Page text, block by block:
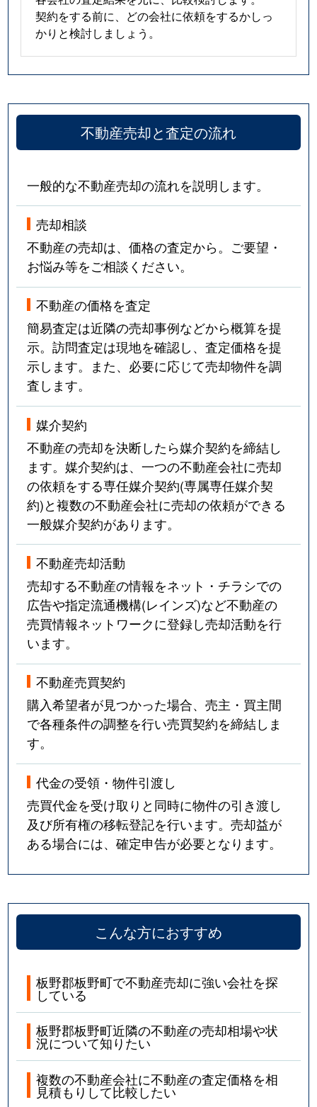
契約をする前に、どの会社に依頼をするかしっ
かりと検討しましょう。
不動産売却と査定の流れ
一般的な不動産売却の流れを説明します。
売却相談
不動産の売却は、価格の査定から。ご要望・
お悩み等をご相談ください。
不動産の価格を査定
簡易査定は近隣の売却事例などから概算を提
示。訪問査定は現地を確認し、査定価格を提
示します。また、必要に応じて売却物件を調
査します。
媒介契約
不動産の売却を決断したら媒介契約を締結し
ます。媒介契約は、一つの不動産会社に売却
の依頼をする専任媒介契約(専属専任媒介契
約)と複数の不動産会社に売却の依頼ができる
一般媒介契約があります。
不動産売却活動
売却する不動産の情報をネット・チラシでの
広告や指定流通機構(レインズ)など不動産の
売買情報ネットワークに登録し売却活動を行
います。
不動産売買契約
購入希望者が見つかった場合、売主・買主間
で各種条件の調整を行い売買契約を締結しま
す。
代金の受領・物件引渡し
売買代金を受け取りと同時に物件の引き渡し
及び所有権の移転登記を行います。売却益が
ある場合には、確定申告が必要となります。
こんな方におすすめ
板野郡板野町で不動産売却に強い会社を探
している
板野郡板野町近隣の不動産の売却相場や状
況について知りたい
複数の不動産会社に不動産の査定価格を相
見積もりして比較したい